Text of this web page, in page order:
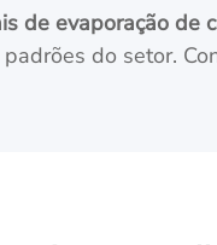
de evaporação de
do setor.